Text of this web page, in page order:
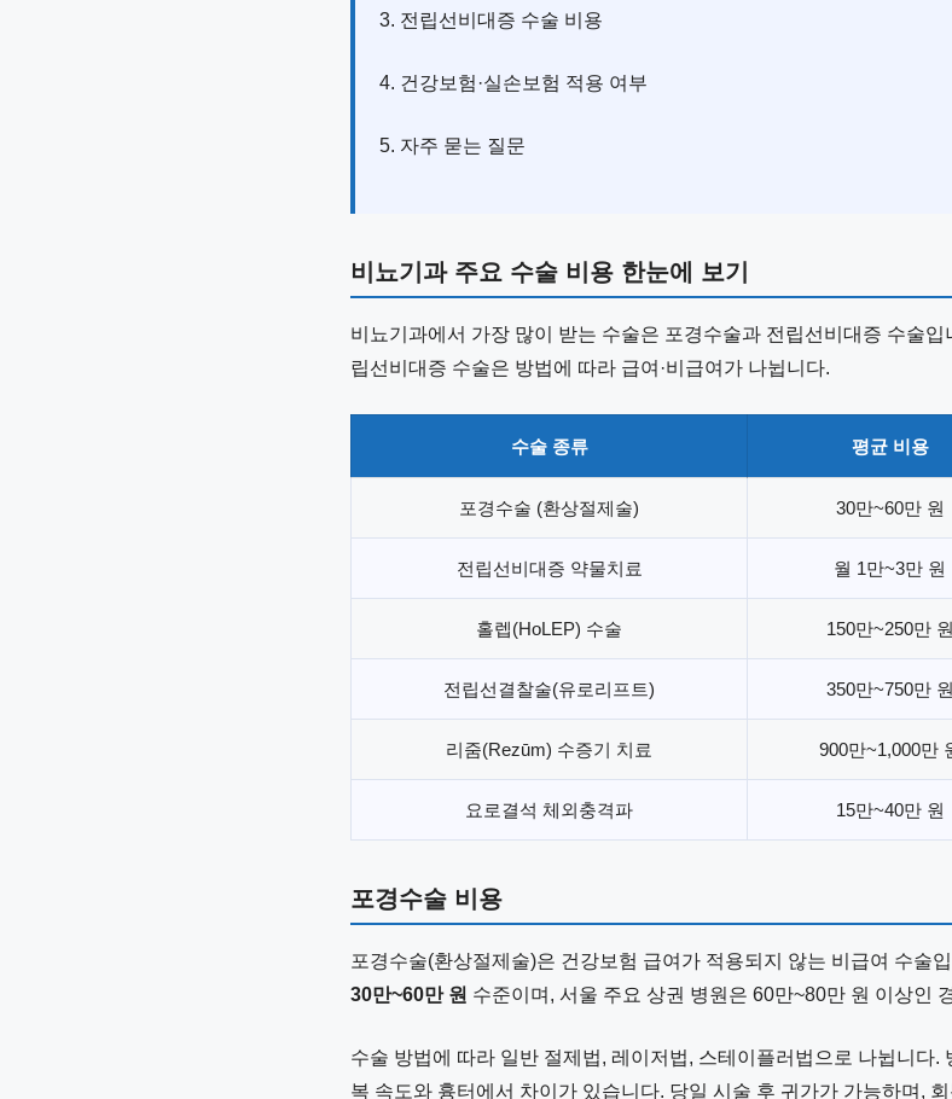
3. 전립선비대증 수술 비용
4. 건강보험·실손보험 적용 여부
5. 자주 묻는 질문
비뇨기과 주요 수술 비용 한눈에 보기
비뇨기과에서 가장 많이 받는 수술은 포경수술과 전립선비대증 수술
립선비대증 수술은 방법에 따라 급여·비급여가 나뉩니다.
수술 종류 평균 비용
포경수술 (환상절제술) 30만~60만 원
전립선비대증 약물치료 월 1만~3만 원
홀렙(HoLEP) 수술 150만~250만 원
전립선결찰술(유로리프트) 350만~750만 원
리줌(Rezūm) 수증기 치료 900만~1,000만
요로결석 체외충격파 15만~40만 원
포경수술 비용
포경수술(환상절제술)은 건강보험 급여가 적용되지 않는 비급여 수술
30만~60만 원 수준이며, 서울 주요 상권 병원은 60만~80만 원 이상인
수술 방법에 따라 일반 절제법, 레이저법, 스테이플러법으로 나뉩니다.
복 속도와 흉터에서 차이가 있습니다. 당일 시술 후 귀가가 가능하며,